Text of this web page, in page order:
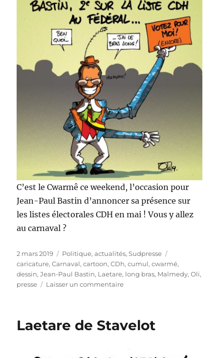
C’est le Cwarmê ce weekend, l’occasion pour
Jean-Paul Bastin d’annoncer sa présence sur
les listes électorales CDH en mai ! Vous y allez
au carnaval ?
Publié
le
2 mars 2019 Catégories
Politique, actualités,Sudpresse
caricature,Carnaval,cartoon,CDh,cumul,cwarmé,
dessin,Jean-Paul Bastin, Laetare, long bras, Malmedy,Oli,
presse
Laisser un commentairesur
que
Laetare de Stavelot